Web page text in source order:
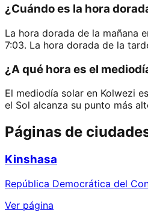
¿Cuándo es la hora
La hora dorada de la mañana
7:03. La hora dorada de la
¿A qué hora es el
El mediodía solar en Kolwezi
el Sol alcanza su punto más
Páginas de
Kinshasa
República Democrática del
Ver página